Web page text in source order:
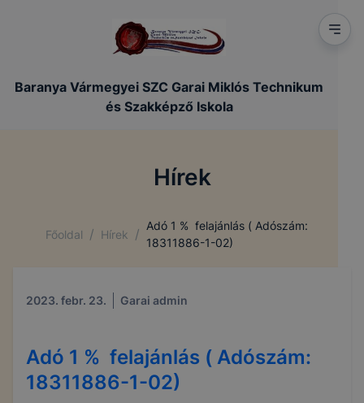
Baranya Vármegyei SZC Garai Miklós Technikum
és Szakképző Iskola
Hírek
Főoldal / Hírek /
Adó 1 % felajánlás ( Adószám:
18311886-1-02)
2023. febr. 23. Garai admin
Adó 1 % felajánlás ( Adószám:
18311886-1-02)